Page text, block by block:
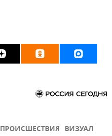
ПРОИСШЕСТВИЯ ВИЗУАЛ